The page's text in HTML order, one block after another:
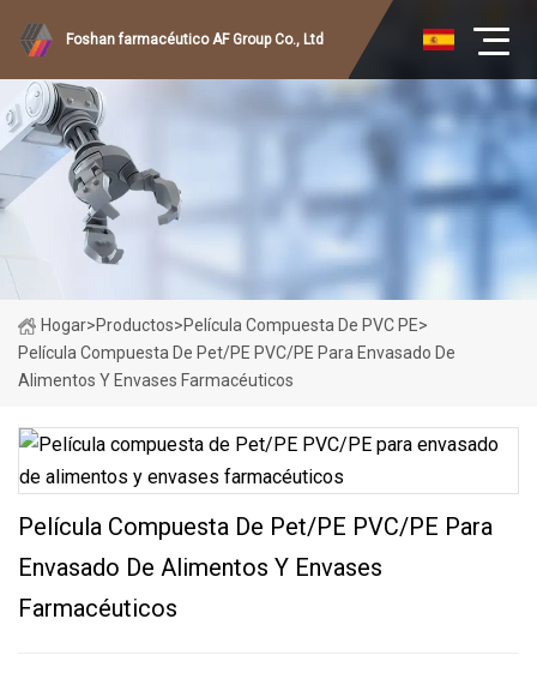
Foshan farmacéutico AF Group Co., Ltd
Hogar>Productos>Película Compuesta De PVC PE>
Película Compuesta De Pet/PE PVC/PE Para Envasado De
Alimentos Y Envases Farmacéuticos
Película Compuesta De Pet/PE PVC/PE Para
Envasado De Alimentos Y Envases
Farmacéuticos